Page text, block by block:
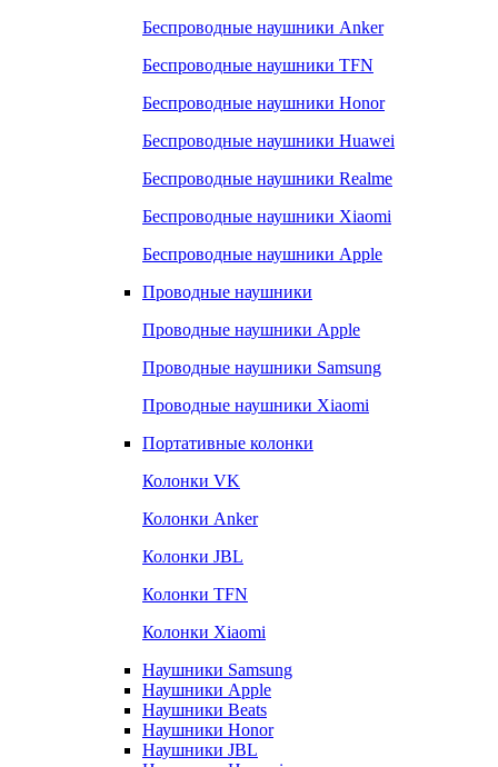
Беспроводные наушники Anker
Беспроводные наушники TFN
Беспроводные наушники Honor
Беспроводные наушники Huawei
Беспроводные наушники Realme
Беспроводные наушники Xiaomi
Беспроводные наушники Apple
Проводные наушники
Проводные наушники Apple
Проводные наушники Samsung
Проводные наушники Xiaomi
Портативные колонки
Колонки VK
Колонки Anker
Колонки JBL
Колонки TFN
Колонки Xiaomi
Наушники Samsung
Наушники Apple
Наушники Beats
Наушники Honor
Наушники JBL